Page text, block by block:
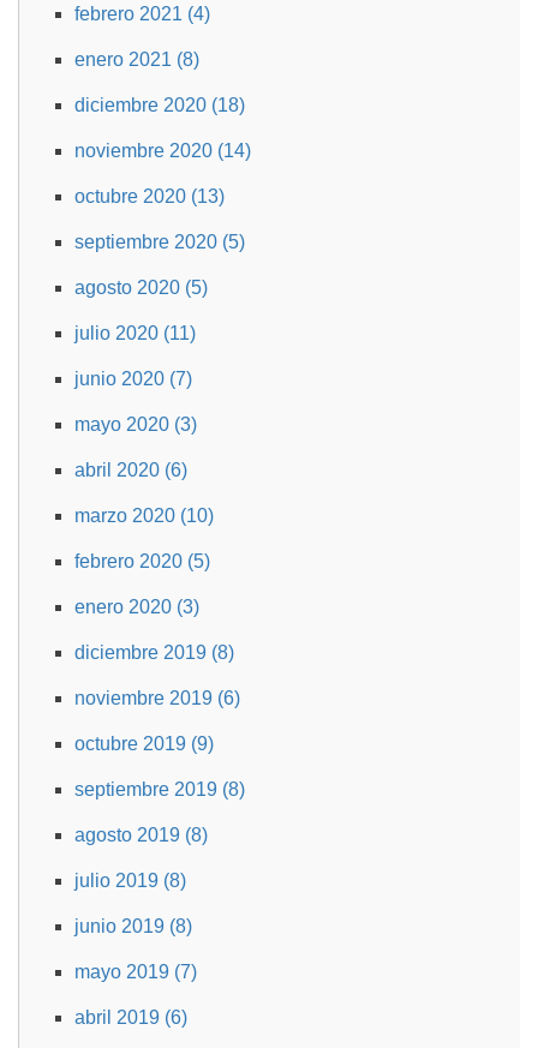
febrero 2021 (4)
enero 2021 (8)
diciembre 2020 (18)
noviembre 2020 (14)
octubre 2020 (13)
septiembre 2020 (5)
agosto 2020 (5)
julio 2020 (11)
junio 2020 (7)
mayo 2020 (3)
abril 2020 (6)
marzo 2020 (10)
febrero 2020 (5)
enero 2020 (3)
diciembre 2019 (8)
noviembre 2019 (6)
octubre 2019 (9)
septiembre 2019 (8)
agosto 2019 (8)
julio 2019 (8)
junio 2019 (8)
mayo 2019 (7)
abril 2019 (6)